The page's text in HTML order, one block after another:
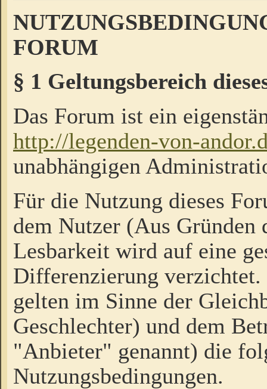
FORUM
§ 1 Geltungsbereich
Das Forum ist ein
http://legenden-von-
unabhängigen
Für die Nutzung dieses
dem Nutzer (Aus Gründen
Lesbarkeit wird auf eine
Differenzierung
gelten im Sinne der
Geschlechter) und dem
"Anbieter" genannt) die
Nutzungsbedingungen.